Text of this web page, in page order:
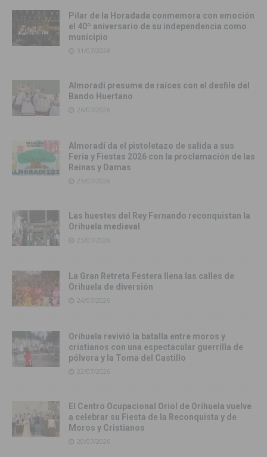
Pilar de la Horadada conmemora con emoción
el 40º aniversario de su independencia como
municipio
31/07/2026
Almoradí presume de raíces con el desfile del
Bando Huertano
26/07/2026
Almoradí da el pistoletazo de salida a sus
Feria y Fiestas 2026 con la proclamación de las
Reinas y Damas
25/07/2026
Las huestes del Rey Fernando reconquistan la
Orihuela medieval
25/07/2026
La Gran Retreta Festera llena las calles de
Orihuela de diversión
24/07/2026
Orihuela revivió la batalla entre moros y
cristianos con una espectacular guerrilla de
pólvora y la Toma del Castillo
22/07/2026
El Centro Ocupacional Oriol de Orihuela vuelve
a celebrar su Fiesta de la Reconquista y de
Moros y Cristianos
20/07/2026